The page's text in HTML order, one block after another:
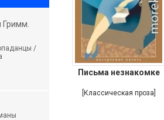
Письма незнакомке
[Классическая проза]
Гримм.
/